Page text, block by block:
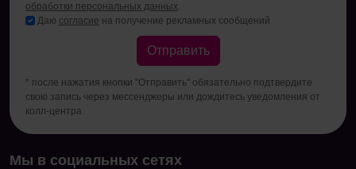
обработки персональных данных.
Даю согласие на получение рекламных сообщений
Отправить
* после нажатия кнопки "Отправить" обязательно подтвердите
свою запись через мессенджеры или дождитесь уведомления от
колл-центра
Мы в социальных сетях